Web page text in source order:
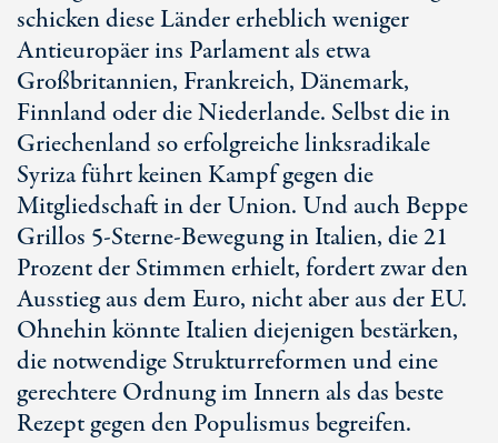
schicken diese Länder erheblich weniger
Antieuropäer ins Parlament als etwa
Großbritannien, Frankreich, Dänemark,
Finnland oder die Niederlande. Selbst die in
Griechenland so erfolgreiche linksradikale
Syriza führt keinen Kampf gegen die
Mitgliedschaft in der Union. Und auch Beppe
Grillos 5-Sterne-Bewegung in Italien, die 21
Prozent der Stimmen erhielt, fordert zwar den
Ausstieg aus dem Euro, nicht aber aus der EU.
Ohnehin könnte Italien diejenigen bestärken,
die notwendige Strukturreformen und eine
gerechtere Ordnung im Innern als das beste
Rezept gegen den Populismus begreifen.